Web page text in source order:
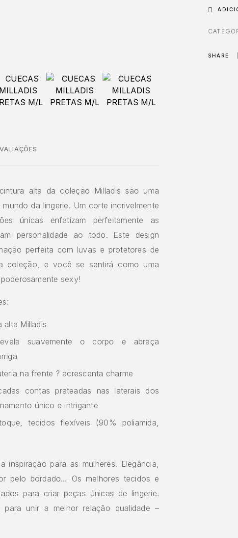
alta da coleção Milladis são uma
da lingerie. Um corte incrivelmente
únicas enfatizam perfeitamente as
personalidade ao todo. Este design
perfeita com luvas e protetores de
coleção, e você se sentirá como uma
sexy!
alta Milladis
suavemente o corpo e abraça
na frente ? acrescenta charme
contas prateadas nas laterais dos
único e intrigante
tecidos flexíveis (90% poliamida,
inspiração para as mulheres. Elegância,
pelo bordado… Os melhores tecidos e
para criar peças únicas de lingerie.
para unir a melhor relação qualidade –
SHARE